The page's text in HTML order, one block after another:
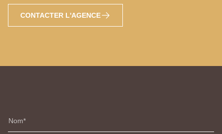
CONTACTER L'AGENCE
Nom